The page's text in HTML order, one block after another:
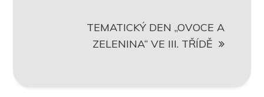
TEMATICKÝ DEN „OVOCE A
ZELENINA“ VE III. TŘÍDĚ